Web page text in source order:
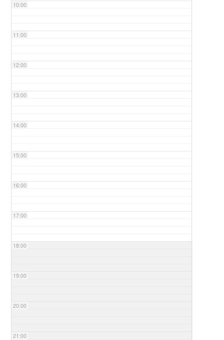
10:00
11:00
12:00
13:00
14:00
15:00
16:00
17:00
18:00
19:00
20:00
21:00